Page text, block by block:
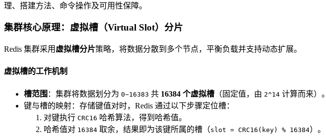
理、搭建方法、命令操作及可用性保障。
集群核心原理：虚拟槽（Virtual Slot）分片
Redis 集群采用 虚拟槽分片策略，将数据分散到多个节点，平衡负载并支持动态扩展。
虚拟槽的工作机制
槽范围 ：集群将数据划分为 0~16383 共 16384 个虚拟槽 （固定值，由 2^14 计算而来）。
键与槽的映射：存储键值对时，Redis 通过以下步骤定位槽：
对键执行 CRC16 哈希算法，得到哈希值。
哈希值对 16384 取余，结果即为该键所属的槽（slot = CRC16(key) % 16384）。